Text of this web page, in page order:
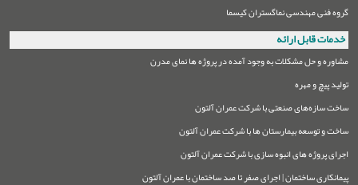
گروه فنی مهندسی نماگستران کیسما
خدمات قابل ارائه
مشاوره و حل مشکلات به وجود آمده در پروژه ها نمای مدرن
تولید پیچ و مهره
ساخت سازه‌های صنعتی با شرکت عمران آلتون
ساخت و توسعه بیمارستان ها با شرکت عمران آلتون
اجرای پروژه های انبوه سازی با شرکت عمران آلتون
پیمانکاری ساختمان | اجرای صفر تا صد ساختمان با عمران آلتون